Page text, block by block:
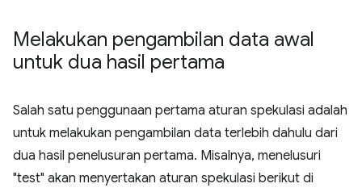
Melakukan pengambilan data awal
untuk dua hasil pertama
Salah satu penggunaan pertama aturan spekulasi adalah
untuk melakukan pengambilan data terlebih dahulu dari
dua hasil penelusuran pertama. Misalnya, menelusuri
"test" akan menyertakan aturan spekulasi berikut di